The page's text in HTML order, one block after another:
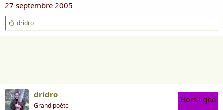
27 septembre 2005
J
'
a
dridro
dridro
Grand poète
Hors ligne